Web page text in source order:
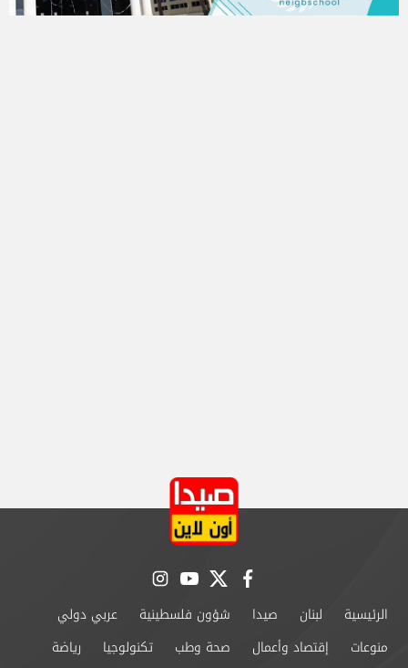
facebook
twitter
youtube
instagram
الرئيسية لبنان صيدا شؤون فلسطينية
عربي دولي
منوعات
إقتصاد وأعمال صحة وطب تكنولوجيا رياضة